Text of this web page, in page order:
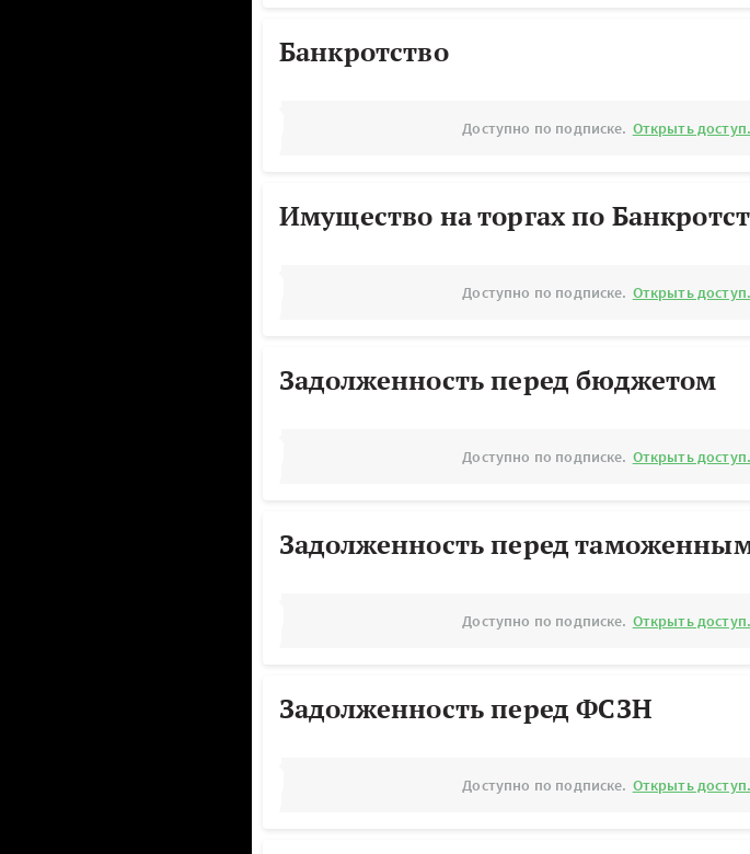
Банкротство
Доступно по подписке. Открыть доступ.
Имущество на торгах по
Доступно по подписке. Открыть доступ.
Задолженность перед бюджетом
Доступно по подписке. Открыть доступ.
Задолженность перед
Доступно по подписке. Открыть доступ.
Задолженность перед ФСЗН
Доступно по подписке. Открыть доступ.